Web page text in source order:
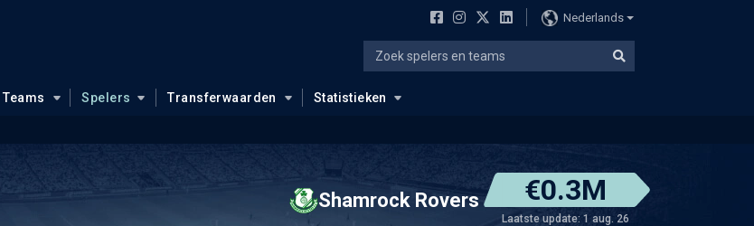
Nederlands
Teams Spelers Transferwaarden Statistieken
Shamrock Rovers €0.3M
Laatste update: 1 aug. 26